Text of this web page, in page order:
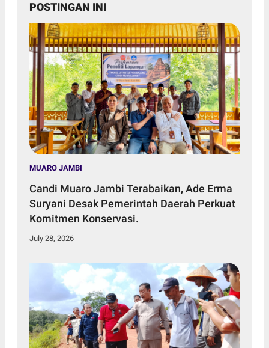
POSTINGAN INI
MUARO JAMBI
Candi Muaro Jambi Terabaikan, Ade Erma
Suryani Desak Pemerintah Daerah Perkuat
Komitmen Konservasi.
July 28, 2026